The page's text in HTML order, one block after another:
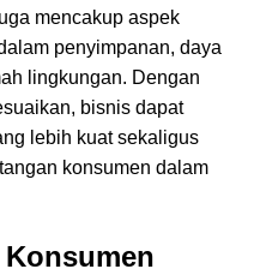
mencakup aspek
penyimpanan, daya
lingkungan. Dengan
bisnis dapat
lebih kuat sekaligus
konsumen dalam